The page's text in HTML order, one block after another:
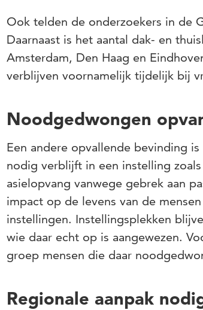
Ook telden de onderzoekers in de
Daarnaast is het aantal dak- en
Amsterdam, Den Haag en
verblijven voornamelijk tijdelijk bij
Noodgedwongen
Een andere opvallende bevinding
nodig verblijft in een instelling
asielopvang vanwege gebrek aan
impact op de levens van de
instellingen. Instellingsplekken
wie daar echt op is aangewezen.
groep mensen die daar
Regionale aanpak